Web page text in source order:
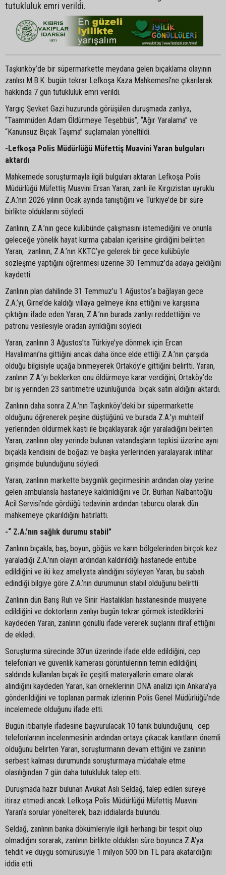
tutukluluk emri verildi.
Taşkınköy’de bir süpermarkette meydana gelen bıçaklama olayının
zanlısı M.B.K. bugün tekrar Lefkoşa Kaza Mahkemesi’ne çıkarılarak
hakkında 7 gün tutukluluk emri verildi.
Yargıç Şevket Gazi huzurunda görüşülen duruşmada zanlıya,
“Taammüden Adam Öldürmeye Teşebbüs”, “Ağır Yaralama” ve
“Kanunsuz Bıçak Taşıma” suçlamaları yöneltildi.
-Lefkoşa Polis Müdürlüğü Müfettiş Muavini Yaran bulguları
aktardı
Mahkemede soruşturmayla ilgili bulguları aktaran Lefkoşa Polis
Müdürlüğü Müfettiş Muavini Ersan Yaran, zanlı ile Kırgızistan uyruklu
Z.A.’nın 2026 yılının Ocak ayında tanıştığını ve Türkiye’de bir süre
birlikte olduklarını söyledi.
Zanlının, Z.A.’nın gece kulübünde çalışmasını istemediğini ve onunla
geleceğe yönelik hayat kurma çabaları içerisine girdiğini belirten
Yaran, zanlının, Z.A.’nın KKTC’ye gelerek bir gece kulübüyle
sözleşme yaptığını öğrenmesi üzerine 30 Temmuz’da adaya geldiğini
kaydetti.
Zanlının plan dahilinde 31 Temmuz’u 1 Ağustos’a bağlayan gece
Z.A.’yı, Girne’de kaldığı villaya gelmeye ikna ettiğini ve karşısına
çıktığını ifade eden Yaran, Z.A.’nın burada zanlıyı reddettiğini ve
patronu vesilesiyle oradan ayrıldığını söyledi.
Yaran, zanlının 3 Ağustos’ta Türkiye’ye dönmek için Ercan
Havalimanı’na gittiğini ancak daha önce elde ettiği Z.A.’nın çarşıda
olduğu bilgisiyle uçağa binmeyerek Ortaköy’e gittiğini belirtti. Yaran,
zanlının Z.A.’yı beklerken onu öldürmeye karar verdiğini, Ortaköy’de
bir iş yerinden 23 santimetre uzunluğunda bıçak satın aldığını aktardı.
Zanlının daha sonra Z.A.’nın Taşkınköy’deki bir süpermarkette
olduğunu öğrenerek peşine düştüğünü ve burada Z.A.’yı muhtelif
yerlerinden öldürmek kasti ile bıçaklayarak ağır yaraladığını belirten
Yaran, zanlının olay yerinde bulunan vatandaşların tepkisi üzerine aynı
bıçakla kendisini de boğazı ve başka yerlerinden yaralayarak intihar
girişimde bulunduğunu söyledi.
Yaran, zanlının markette baygınlık geçirmesinin ardından olay yerine
gelen ambulansla hastaneye kaldırıldığını ve Dr. Burhan Nalbantoğlu
Acil Servisi’nde gördüğü tedavinin ardından taburcu olarak dün
mahkemeye çıkarıldığını hatırlattı.
-“ Z.A.’nın sağlık durumu stabil”
Zanlının bıçakla; baş, boyun, göğüs ve karın bölgelerinden birçok kez
yaraladığı Z.A.’nın olayın ardından kaldırıldığı hastanede entübe
edildiğini ve iki kez ameliyata alındığını söyleyen Yaran, bu sabah
edindiği bilgiye göre Z.A.’nın durumunun stabil olduğunu belirtti.
Zanlının dün Barış Ruh ve Sinir Hastalıkları hastanesinde muayene
edildiğini ve doktorların zanlıyı bugün tekrar görmek istediklerini
kaydeden Yaran, zanlının gönüllü ifade vererek suçlarını itiraf ettiğini
de ekledi.
Soruşturma sürecinde 30’un üzerinde ifade elde edildiğini, cep
telefonları ve güvenlik kamerası görüntülerinin temin edildiğini,
saldırıda kullanılan bıçak ile çeşitli materyallerin emare olarak
alındığını kaydeden Yaran, kan örneklerinin DNA analizi için Ankara’ya
gönderildiğini ve toplanan parmak izlerinin Polis Genel Müdürlüğü’nde
incelemede olduğunu ifade etti.
Bugün itibariyle ifadesine başvurulacak 10 tanık bulunduğunu, cep
telefonlarının incelenmesinin ardından ortaya çıkacak kanıtların önemli
olduğunu belirten Yaran, soruşturmanın devam ettiğini ve zanlının
serbest kalması durumunda soruşturmaya müdahale etme
olasılığından 7 gün daha tutukluluk talep etti.
Duruşmada hazır bulunan Avukat Aslı Seldağ, talep edilen süreye
itiraz etmedi ancak Lefkoşa Polis Müdürlüğü Müfettiş Muavini
Yaran’a sorular yönelterek, bazı iddialarda bulundu.
Seldağ, zanlının banka dökümleriyle ilgili herhangi bir tespit olup
olmadığını sorarak, zanlının birlikte oldukları süre boyunca Z.A’ya
tehdit ve duygu sömürüsüyle 1 milyon 500 bin TL para akatardığını
iddia etti.